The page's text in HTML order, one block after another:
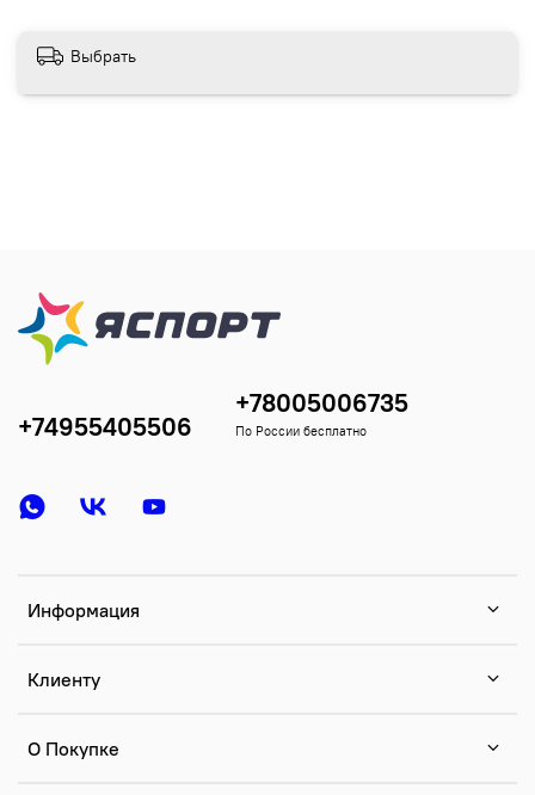
Выбрать
Информация
Клиенту
О Покупке
+74955405506
+78005006735
По России бесплатно